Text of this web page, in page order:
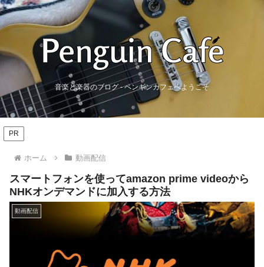
音楽と楽器のブログ - ペンギンカフェへようこそ
PR
ホーム 動画配信
スマートフォンを使ってamazon prime videoから
NHKオンデマンドに加入する方法
動画配信